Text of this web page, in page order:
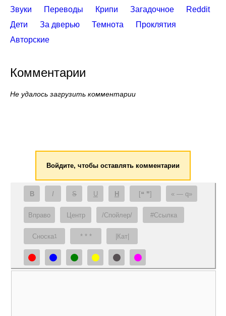
Звуки Переводы Крипи Загадочное
Reddit
Дети
За дверью Темнота
Проклятия
Авторские
Комментарии
Не удалось загрузить комментарии
Войдите, чтобы оставлять комментарии
B I S U H [❝ ❞] — q
Вправо Центр /Спойлер/ #Ссылка
Сноска1 * * * |Кат|